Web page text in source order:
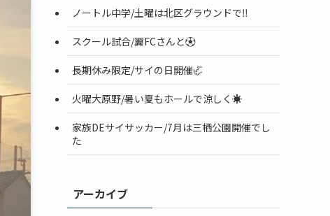
ノートル中学/土曜は北区グラウンドで‼️
スクール試合/翼FCさんと⚽️
長期休み限定/サイの日開催🦏
火曜大原野/暑い夏もホールで涼しく☀️
家族DEサイサッカー/7月は三栖公園開催でし
た
アーカイブ